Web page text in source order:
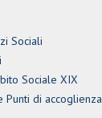
Sociali
Sociale XIX
Punti di accoglienza